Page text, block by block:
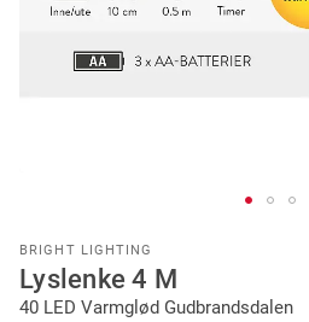
BRIGHT LIGHTING
Lyslenke 4 M
40 LED Varmglød Gudbrandsdalen
to
the
beginning